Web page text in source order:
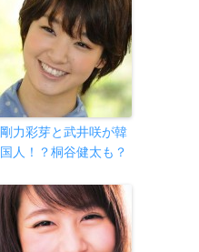
剛力彩芽と武井咲が韓
国人！？桐谷健太も？